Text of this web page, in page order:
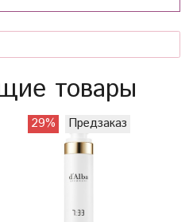
товары
29% Предзаказ